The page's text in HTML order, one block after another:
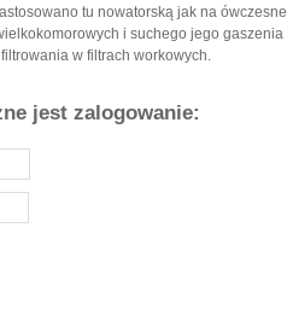
tu nowatorską jak na ówczesne
i suchego jego gaszenia
w filtrach workowych.
jest zalogowanie: